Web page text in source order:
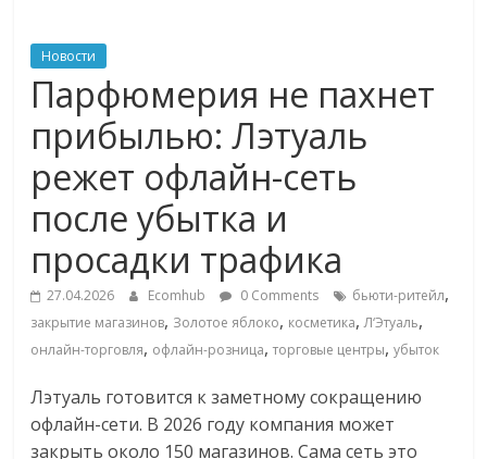
ритейле,
логистике,
технологиях,
соцсетях
Портал
об
онлайн-
торговле,
для
Новости
Парфюмерия не пахнет
прибылью: Лэтуаль
режет офлайн-сеть
после убытка и
просадки трафика
27.04.2026 Ecomhub 0 Comments бьюти-ритейл,
закрытие магазинов, Золотое яблоко, косметика,Л‘Этуаль,
онлайн-торговля, офлайн-розница,торговые центры,убыток
Лэтуаль готовится к заметному сокращению
офлайн-сети. В 2026 году компания может
закрыть около 150 магазинов. Сама сеть это